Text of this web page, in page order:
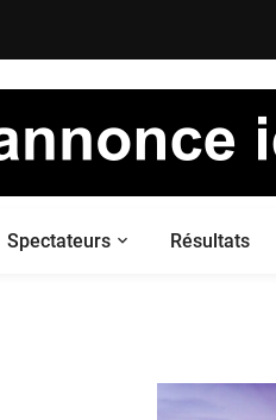
Spectateurs Résultats